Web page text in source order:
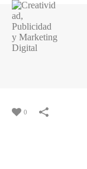
0